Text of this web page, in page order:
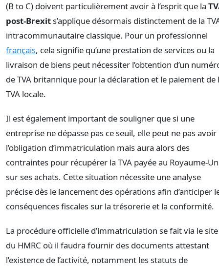
(B to C) doivent particulièrement avoir à l’esprit que la
post-Brexits’applique désormais distinctement de la
intracommunautaire classique. Pour un professionnel
français, cela signifie qu’une prestation de services ou la
livraison de biens peut nécessiter l’obtention d’un
de TVA britannique pour la déclaration et le paiement de
TVA locale.
Il est également important de souligner que si une
entreprise ne dépasse pas ce seuil, elle peut ne pas avoir
l’obligation d’immatriculation mais aura alors des
contraintes pour récupérer la TVA payée au Royaume-
sur ses achats. Cette situation nécessite une analyse
précise dès le lancement des opérations afin d’anticiper
conséquences fiscales sur la trésorerie et la conformité.
La procédure officielle d’immatriculation se fait via le site
du HMRC où il faudra fournir des documents attestant
l’existence de l’activité, notamment les statuts de